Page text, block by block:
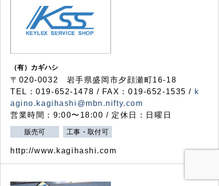
（有）カギハシ
〒020-0032 岩手県盛岡市夕顔瀬町16-18
TEL：019-652-1478 / FAX：019-652-1535 / k
agino.kagihashi@mbn.nifty.com
営業時間：9:00〜18:00 / 定休日：日曜日
販売可 工事・取付可
http://www.kagihashi.com